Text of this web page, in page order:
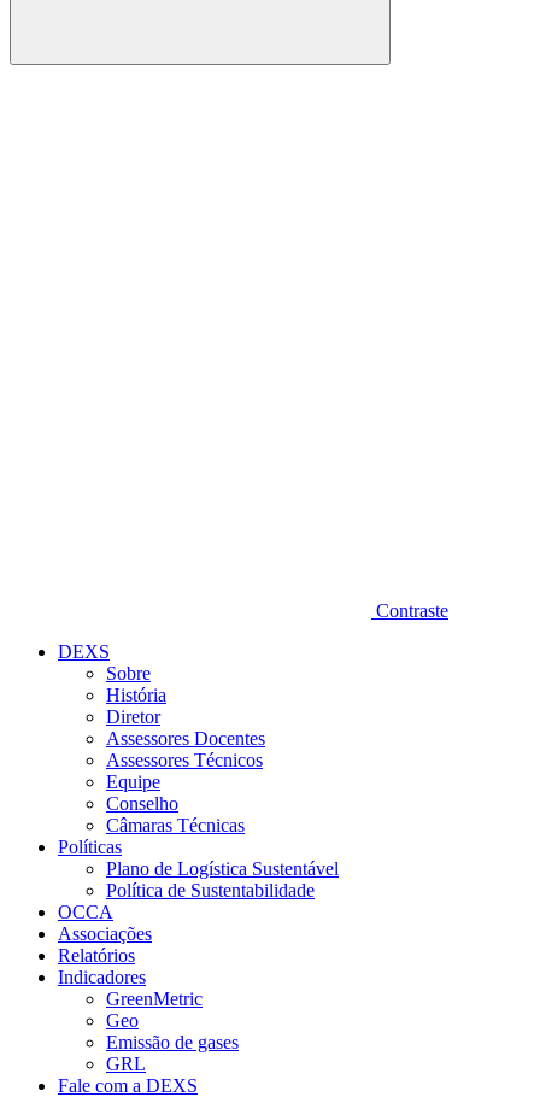
Buscar
Contraste
DEXS
Sobre
História
Diretor
Assessores Docentes
Assessores Técnicos
Equipe
Conselho
Câmaras Técnicas
Políticas
Plano de Logística Sustentável
Política de Sustentabilidade
OCCA
Associações
Relatórios
Indicadores
GreenMetric
Geo
Emissão de gases
GRL
Fale com a DEXS